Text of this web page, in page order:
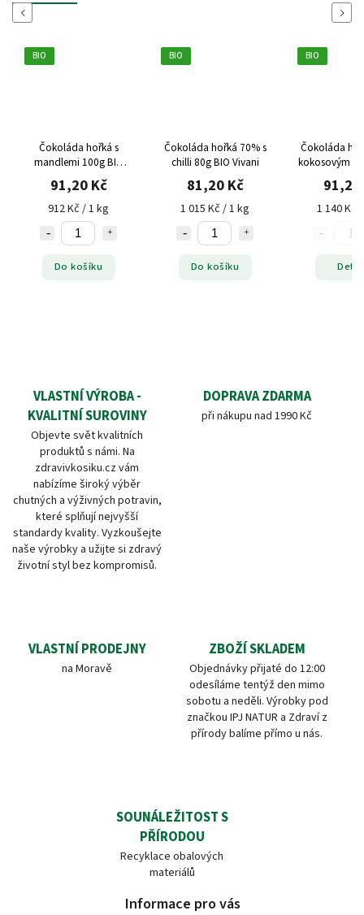
Previous
BIO
Čokoláda hořká s
mandlemi 100g BIO
Vivani
91,20 Kč
912 Kč / 1 kg
Do košíku
BIO
Čokoláda hořká 70% s
chilli 80g BIO Vivani
81,20 Kč
1 015 Kč / 1 kg
Do košíku
BIO
Čokoláda
kokosovým
BIO
91,20
1 140 Kč
Next
VLASTNÍ VÝROBA -
KVALITNÍ SUROVINY
Objevte svět kvalitních
produktů s námi. Na
zdravivkosiku.cz vám
nabízíme široký výběr
chutných a výživných potravin,
které splňují nejvyšší
standardy kvality. Vyzkoušejte
naše výrobky a užijte si zdravý
životní styl bez kompromisů.
DOPRAVA ZDARMA
při nákupu nad 1990 Kč
VLASTNÍ PRODEJNY
na Moravě
ZBOŽÍ SKLADEM
Objednávky přijaté do 12:00
odesíláme tentýž den mimo
sobotu a neděli. Výrobky pod
značkou IPJ NATUR a Zdraví z
přírody balíme přímo u nás.
SOUNÁLEŽITOST S
PŘÍRODOU
Recyklace obalových
materiálů
Informace pro vás